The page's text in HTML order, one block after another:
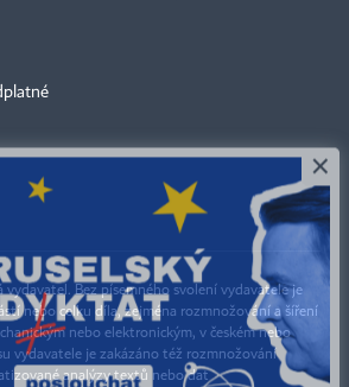
vydavatel. Bez písemného svolení vydavatele je
nebo celku díla, zejména rozmnožování a šíření
nebo elektronickým, v českém nebo
vydavatele je zakázáno též rozmnožování
analýzy textů nebo dat
×